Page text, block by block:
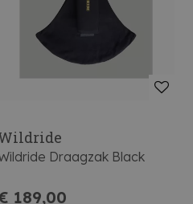
Draagzak Black
189,00